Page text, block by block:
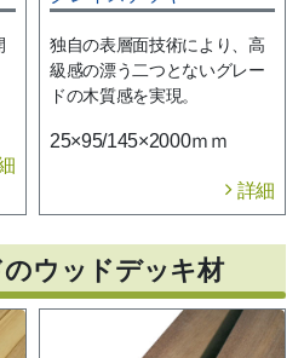
独自の表層面技術により、高
級感の漂う二つとないグレー
ドの木質感を実現。
25×95/145×2000ｍｍ
詳細
ウッドデッキ材